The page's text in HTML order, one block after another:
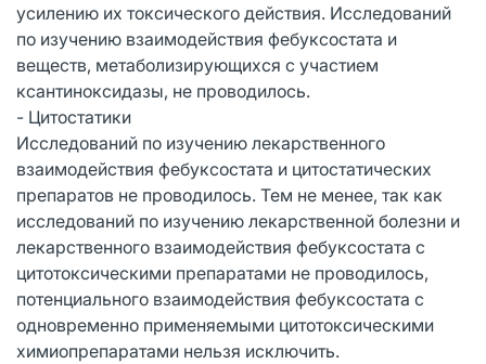
усилению их токсического действия. Исследований
по изучению взаимодействия фебуксостата и
веществ, метаболизирующихся с участием
ксантиноксидазы, не проводилось.
- Цитостатики
Исследований по изучению лекарственного
взаимодействия фебуксостата и цитостатических
препаратов не проводилось. Тем не менее, так как
исследований по изучению лекарственной болезни и
лекарственного взаимодействия фебуксостата с
цитотоксическими препаратами не проводилось,
потенциального взаимодействия фебуксостата с
одновременно применяемыми цитотоксическими
химиопрепаратами нельзя исключить.